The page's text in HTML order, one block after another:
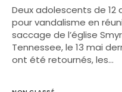
Deux adolescents de
pour vandalisme en
saccage de l’église
Tennessee, le 13 mai
ont été retournés, les…